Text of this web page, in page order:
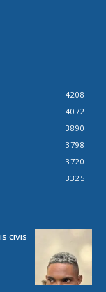
4208
4072
3890
3798
3720
3325
civis